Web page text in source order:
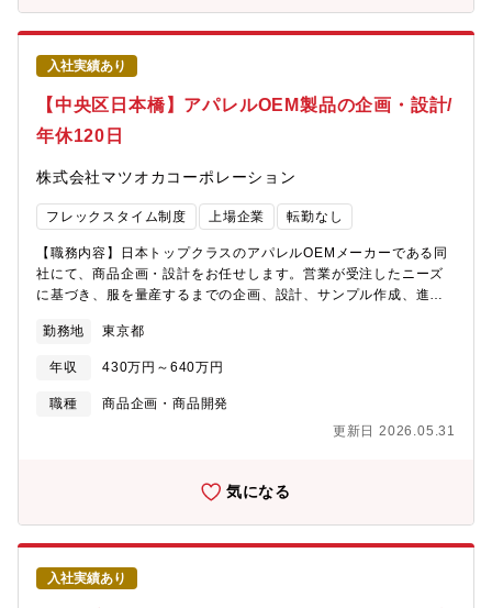
内容】・品質表示など必要な試験データを確認・適切な品質表
示・リスクアセスメントとして量産時にお客様先と協力して生
産・供給できるように各種リスク対応 などの品質管理業務【業
務特徴】国内に工場はなく、製造は全て海外工場で担っておりま
すので、製品の品質確認や、現場の服作りを見ていただくため海
外出張が発生する場合があります。（出張先：ミャンマー、ベト
ナム、バングラデシュ、中国）【組織構成】15名（20代後半～49
チーム、その他のブランドで分かれておりますが、レディースや
メンズ担当などは分かれておりませんので、幅広いスキルを身に
つけることができます。【働きやすさ】・残業平均月20時間と少
きやすい環境です。・服飾の知識がある方はこれまでの経験を活
かして、ユニクロなどの大手アパレル製品の企画に携わることが
できます。
入社実績あり
【中央区日本橋】アパレルOEM製品の企画・設計/
年休120日
株式会社マツオカコーポレーション
フレックスタイム制度 上場企業 転勤なし
【職務内容】日本トップクラスのアパレルOEMメーカーである同
社にて、商品企画・設計をお任せします。営業が受注したニーズ
に基づき、服を量産するまでの企画、設計、サンプル作成、進捗
でお任せします。【商品企画・設計の業務内容】・メーカーのデ
ザイナー・パタンナーとの打ち合わせ・型紙や仕様書の確認・製
品の設計、サンプル作成・生地・資材の手配・サンプル検品、工
場へのフィードバック、メーカーへの進捗報告・サンプル補修・
の可能性あり（ASEAN、中国など）上記の営業が受注したニーズ
務。※ODM生産…製造する製品の設計から製品開発までを受託者
が行う生産方式です。通常案件の3割程度です。【品質管理の業務
内容】・品質表示など必要な試験データを確認・適切な品質表
示・リスクアセスメントとして量産時にお客様先と協力して生
産・供給できるように各種リスク対応 などの品質管理業務【業
務特徴】国内に工場はなく、製造は全て海外工場で担っておりま
勤務地 東京都
年収 430万円～640万円
職種
商品企画・商品開発
更新日 2026.05.31
気になる
入社実績あり